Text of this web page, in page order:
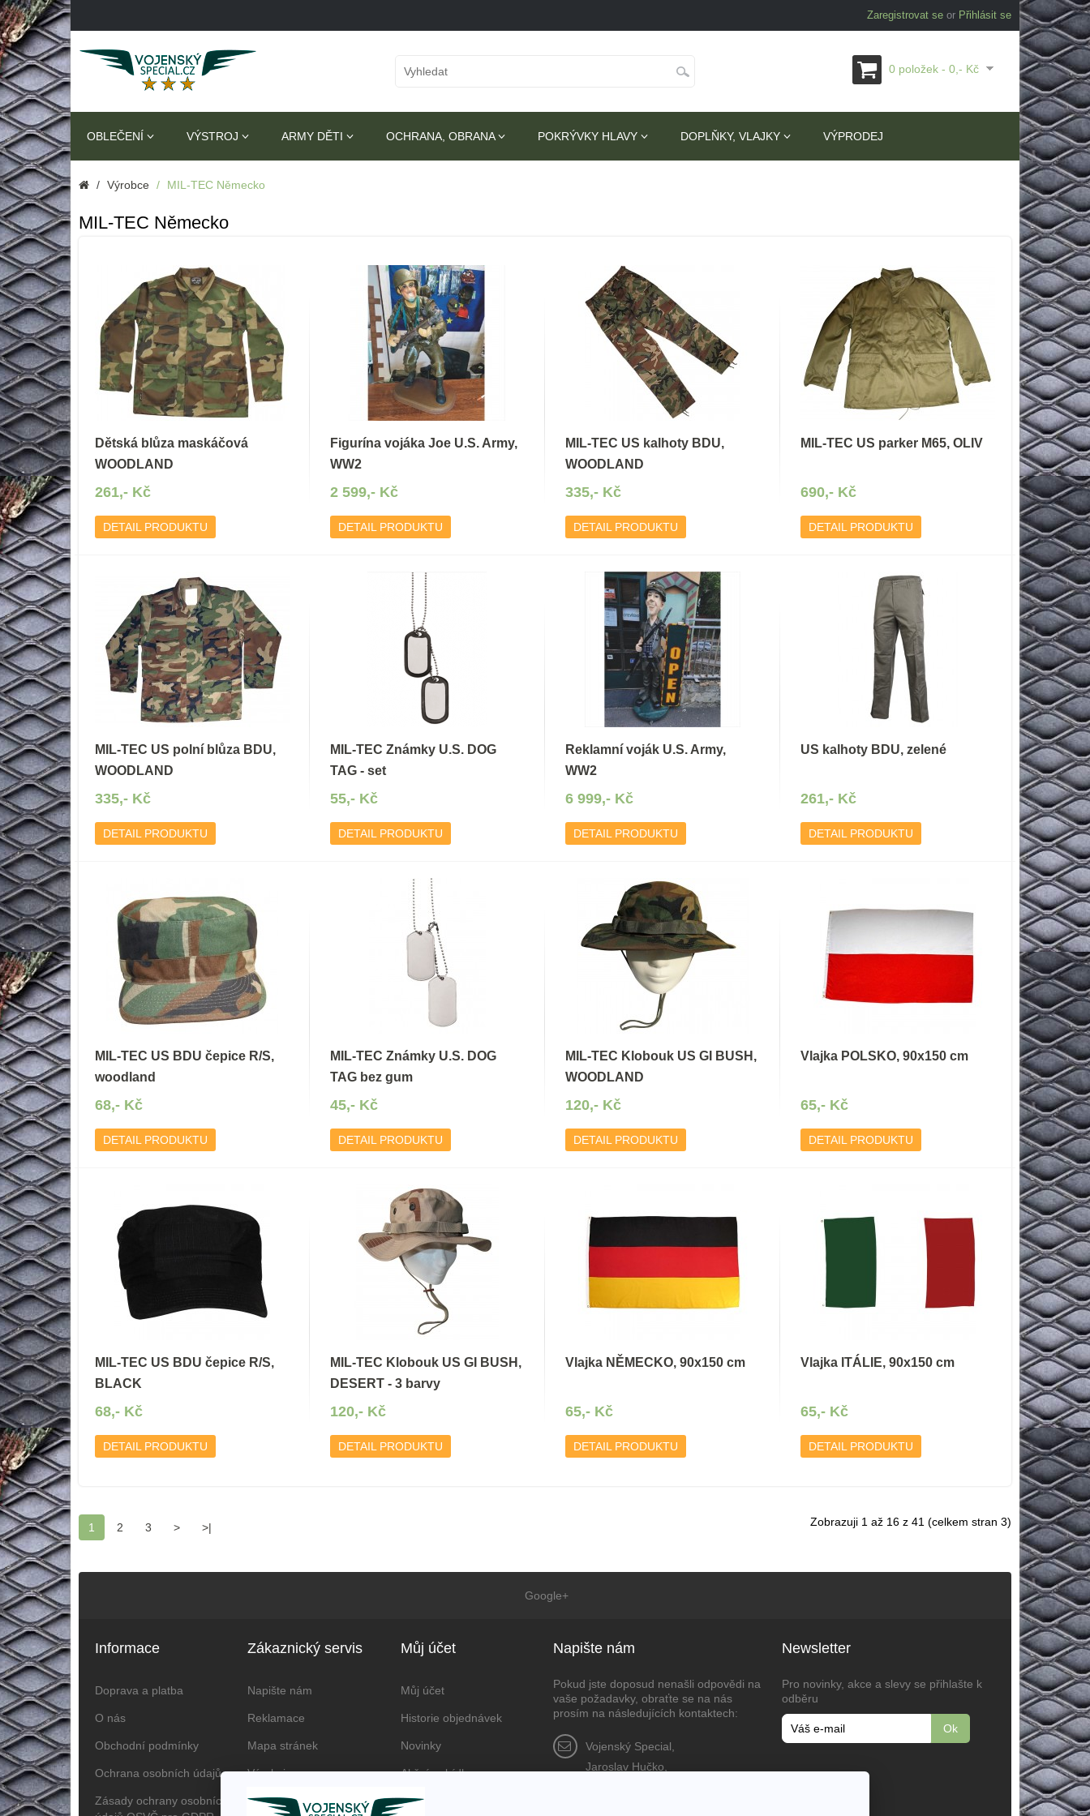
Zaregistrovat se or Přihlásit se
0 položek - 0,- Kč
OBLEČENÍ VÝSTROJ ARMY DĚTI OCHRANA, OBRANA POKRÝVKY HLAVY DOPLŇKY, VLAJKY VÝPRODEJ
Výrobce MIL-TEC Německo
MIL-TEC Německo
Dětská blůza maskáčová
WOODLAND
261,- Kč
DETAIL PRODUKTU
Figurína vojáka Joe U.S. Army,
WW2
2 599,- Kč
DETAIL PRODUKTU
MIL-TEC US kalhoty BDU,
WOODLAND
335,- Kč
DETAIL PRODUKTU
MIL-TEC US parker M65, OLIV
690,- Kč
DETAIL PRODUKTU
MIL-TEC US polní blůza BDU,
WOODLAND
335,- Kč
DETAIL PRODUKTU
MIL-TEC Známky U.S. DOG
TAG - set
55,- Kč
DETAIL PRODUKTU
Reklamní voják U.S. Army,
WW2
6 999,- Kč
DETAIL PRODUKTU
US kalhoty BDU, zelené
261,- Kč
DETAIL PRODUKTU
MIL-TEC US BDU čepice R/S,
woodland
68,- Kč
DETAIL PRODUKTU
MIL-TEC Známky U.S. DOG
TAG bez gum
45,- Kč
DETAIL PRODUKTU
MIL-TEC Klobouk US GI BUSH,
WOODLAND
120,- Kč
DETAIL PRODUKTU
Vlajka POLSKO, 90x150 cm
65,- Kč
DETAIL PRODUKTU
MIL-TEC US BDU čepice R/S,
BLACK
68,- Kč
DETAIL PRODUKTU
MIL-TEC Klobouk US GI BUSH,
DESERT - 3 barvy
120,- Kč
DETAIL PRODUKTU
Vlajka NĚMECKO, 90x150 cm
65,- Kč
DETAIL PRODUKTU
Vlajka ITÁLIE, 90x150 cm
65,- Kč
DETAIL PRODUKTU
1 2 3 > >| Zobrazuji 1 až 16 z 41 (celkem stran 3)
Google+
Informace
Doprava a platba
O nás
Obchodní podmínky
Ochrana osobních údajů
Zásady ochrany osobních
Zákaznický servis
Napište nám
Reklamace
Mapa stránek
Výrobci
Dárkové poukazy
Můj účet
Můj účet
Historie objednávek
Novinky
Akční nabídka
Nastavení cookies
Napište nám
Pokud jste doposud nenašli odpovědi na
vaše požadavky, obraťte se na nás
prosím na následujících kontaktech:
Vojenský Special,
Jaroslav Hučko,
Newsletter
Pro novinky, akce a slevy se přihlašte k
odběru